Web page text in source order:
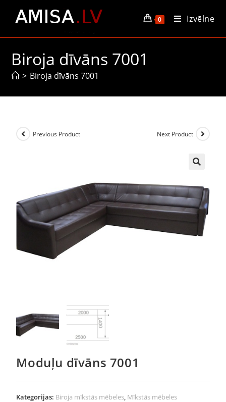
0 Izvēlne
Biroja dīvāns 7001
> Biroja dīvāns 7001
Previous Product Next Product
Moduļu dīvāns 7001
Kategorijas: Biroja mīkstās mēbeles, Mīkstās mēbeles